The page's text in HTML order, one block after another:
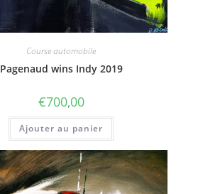
Course automobile
Pagenaud wins Indy 2019
€700,00
Ajouter au panier